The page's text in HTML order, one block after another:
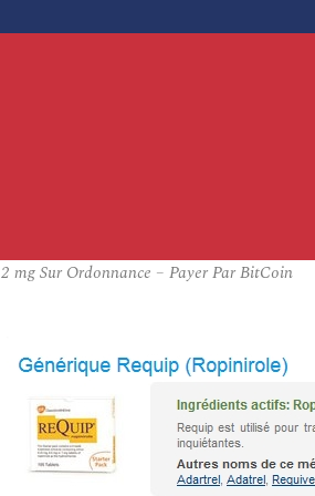
mg Sur Ordonnance – Payer Par BitCoin